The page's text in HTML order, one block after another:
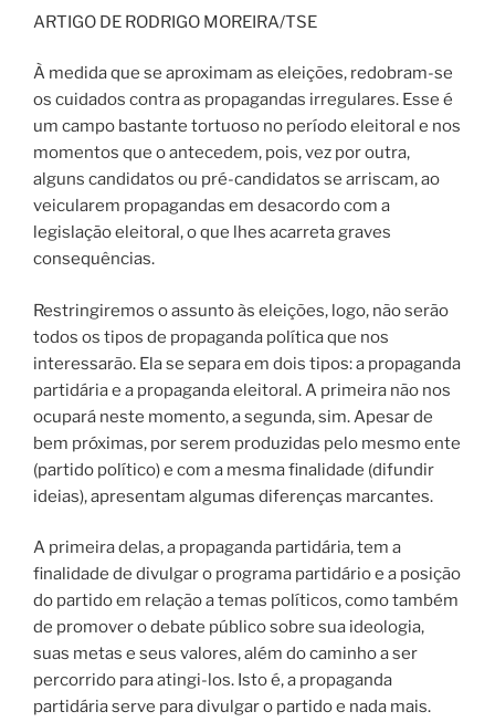
ARTIGO DE RODRIGO MOREIRA/TSE
À medida que se aproximam as eleições, redobram-se
os cuidados contra as propagandas irregulares. Esse é
um campo bastante tortuoso no período eleitoral e nos
momentos que o antecedem, pois, vez por outra,
alguns candidatos ou pré-candidatos se arriscam, ao
veicularem propagandas em desacordo com a
legislação eleitoral, o que lhes acarreta graves
consequências.
Restringiremos o assunto às eleições, logo, não serão
todos os tipos de propaganda política que nos
interessarão. Ela se separa em dois tipos: a propaganda
partidária e a propaganda eleitoral. A primeira não nos
ocupará neste momento, a segunda, sim. Apesar de
bem próximas, por serem produzidas pelo mesmo ente
(partido político) e com a mesma finalidade (difundir
ideias), apresentam algumas diferenças marcantes.
A primeira delas, a propaganda partidária, tem a
finalidade de divulgar o programa partidário e a posição
do partido em relação a temas políticos, como também
de promover o debate público sobre sua ideologia,
suas metas e seus valores, além do caminho a ser
percorrido para atingi-los. Isto é, a propaganda
partidária serve para divulgar o partido e nada mais.